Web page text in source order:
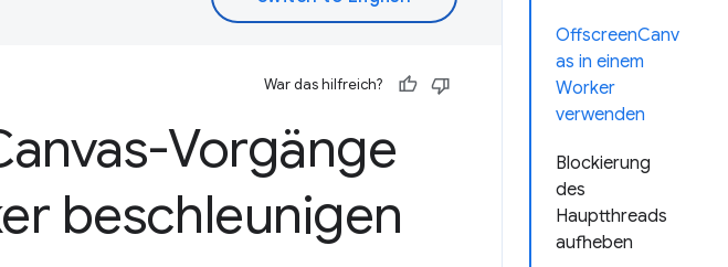
OffscreenCanv
as in einem
Worker
verwenden
Blockierung
des
Hauptthreads
aufheben
War das hilfreich?
Vorgänge
beschleunigen